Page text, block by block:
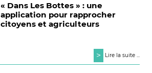
« Dans Les Bottes » : une
application pour rapprocher
citoyens et agriculteurs
> Lire la suite ...